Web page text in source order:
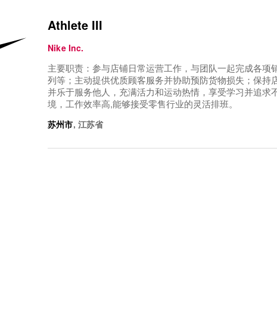
Athlete III
Nike Inc.
主要职责：参与店铺日常运营工作，与团队一起完成各
列等；主动提供优质顾客服务并协助预防货物损失；保持
并乐于服务他人，充满活力和运动热情，享受学习并追
境，工作效率高,能够接受零售行业的灵活排班。
苏州市, 江苏省